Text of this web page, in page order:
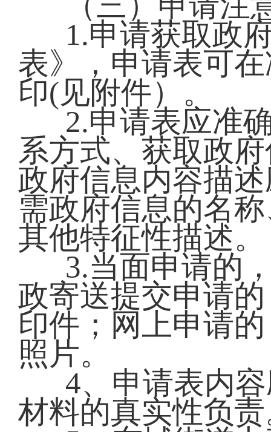
1.申请获取政
表》，申请表可
印(见附件）。
2.申请表应准
系方式、获取政
政府信息内容描
需政府信息的名
其他特征性描述。
3.当面申请的
政寄送提交申请
印件；网上申请
照片。
4、申请表内
材料的真实性负